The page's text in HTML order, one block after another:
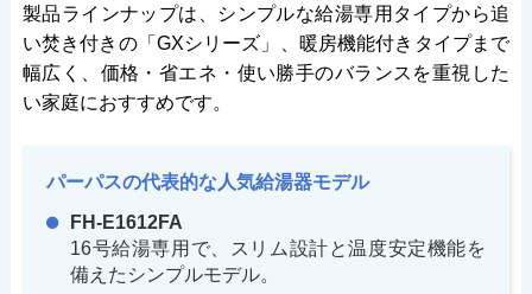
製品ラインナップは、シンプルな給湯専用タイプから追
い焚き付きの「GXシリーズ」、暖房機能付きタイプまで
幅広く、価格・省エネ・使い勝手のバランスを重視した
い家庭におすすめです。
パーパスの代表的な人気給湯器モデル
FH-E1612FA
16号給湯専用で、スリム設計と温度安定機能を
備えたシンプルモデル。